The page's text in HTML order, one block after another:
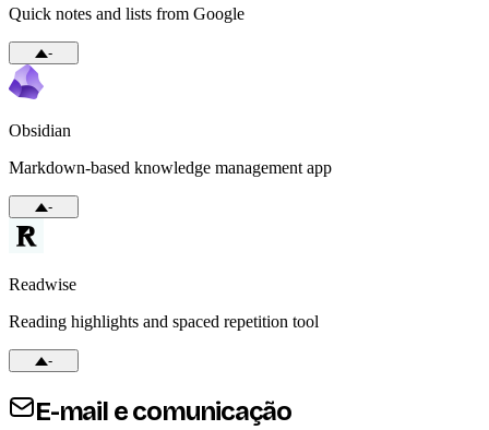
Quick notes and lists from Google
-
Obsidian
Markdown-based knowledge management app
-
Readwise
Reading highlights and spaced repetition tool
-
E-mail e comunicação